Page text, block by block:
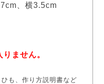
、横3.5cm
ません。
も、作り方説明書など